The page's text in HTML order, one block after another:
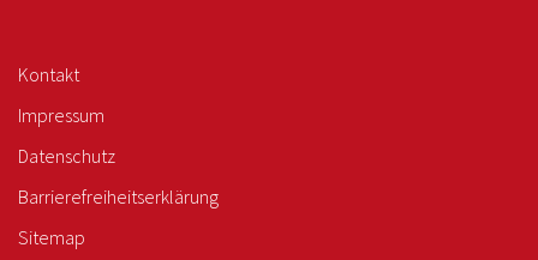
Kontakt
Impressum
Datenschutz
Barrierefreiheitserklärung
Sitemap